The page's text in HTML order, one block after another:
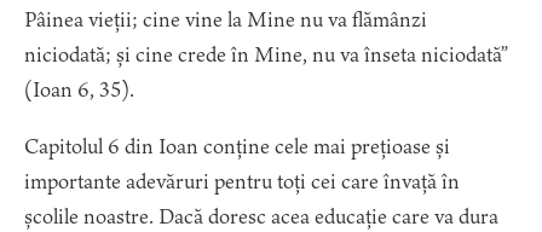
Pâinea vieții; cine vine la Mine nu va flămânzi
niciodată; și cine crede în Mine, nu va înseta niciodată”
(Ioan 6, 35).
Capitolul 6 din Ioan conține cele mai prețioase și
importante adevăruri pentru toți cei care învață în
școlile noastre. Dacă doresc acea educație care va dura